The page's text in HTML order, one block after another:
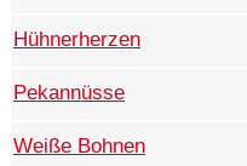
Hühnerherzen
Pekannüsse
Weiße Bohnen